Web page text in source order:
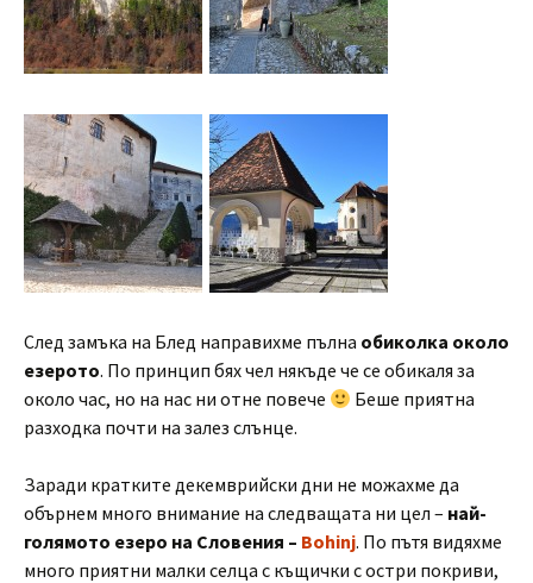
След замъка на Блед направихме пълна обиколка около
езерото. По принцип бях чел някъде че се обикаля за
около час, но на нас ни отне повече
Беше приятна
разходка почти на залез слънце.
Заради кратките декемврийски дни не можахме да
обърнем много внимание на следващата ни цел – най-
голямото езеро на Словения – Bohinj. По пътя видяхме
много приятни малки селца с къщички с остри покриви,